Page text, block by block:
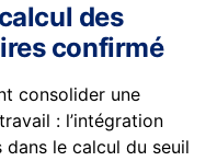
des
confirmé
consolider une
: l’intégration
le calcul du seuil